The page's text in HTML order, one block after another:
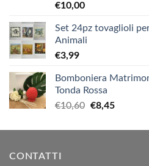
€10,00
Set 24pz tovaglioli
Animali
€3,99
Bomboniera
Tonda Rossa
€10,60 Il
originale
€8,45Il
attuale
CONTATTI